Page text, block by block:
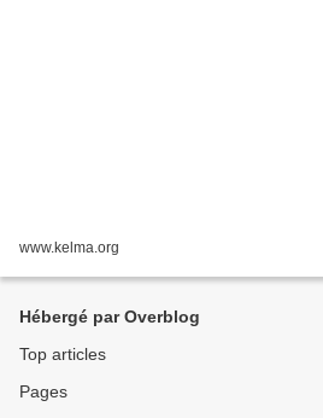
www.kelma.org
Hébergé par Overblog
Top articles
Pages